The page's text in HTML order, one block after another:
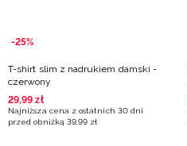
-25%
T-shirt slim z nadrukiem damski -
czerwony
29,99 zł
Najniższa cena z ostatnich 30 dni
przed obniżką 39,99 zł